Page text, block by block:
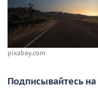
pixabay.com
Подписывайтесь